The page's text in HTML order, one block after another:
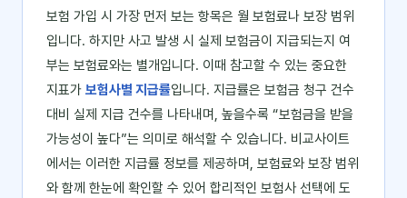
보험 가입 시 가장 먼저 보는 항목은 월 보험료나 보장 범위
입니다. 하지만 사고 발생 시 실제 보험금이 지급되는지 여
부는 보험료와는 별개입니다. 이때 참고할 수 있는 중요한
지표가 보험사별 지급률입니다. 지급률은 보험금 청구 건수
대비 실제 지급 건수를 나타내며, 높을수록 “보험금을 받을
가능성이 높다”는 의미로 해석할 수 있습니다. 비교사이트
에서는 이러한 지급률 정보를 제공하며, 보험료와 보장 범위
와 함께 한눈에 확인할 수 있어 합리적인 보험사 선택에 도